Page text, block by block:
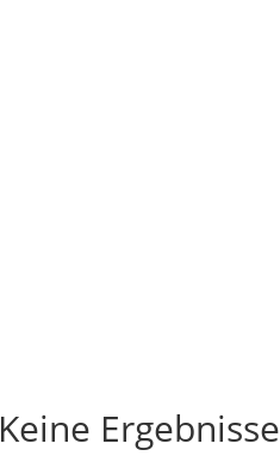
Keine